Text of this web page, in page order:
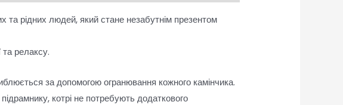
та рідних людей, який стане незабутнім презентом
релаксу.
за допомогою огранювання кожного камінчика.
котрі не потребують додаткового